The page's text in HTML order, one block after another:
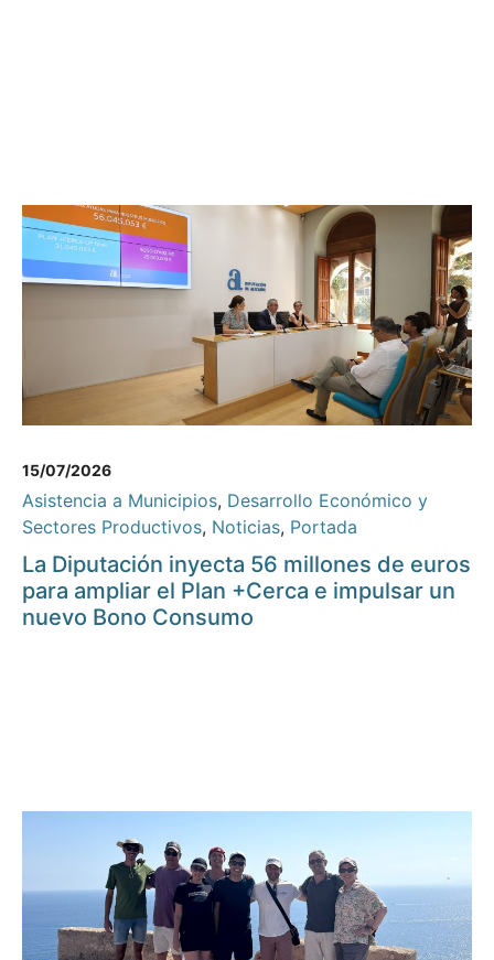
15/07/2026
Asistencia a Municipios, Desarrollo Económico y
Sectores Productivos, Noticias, Portada
La Diputación inyecta 56 millones de euros
para ampliar el Plan +Cerca e impulsar un
nuevo Bono Consumo